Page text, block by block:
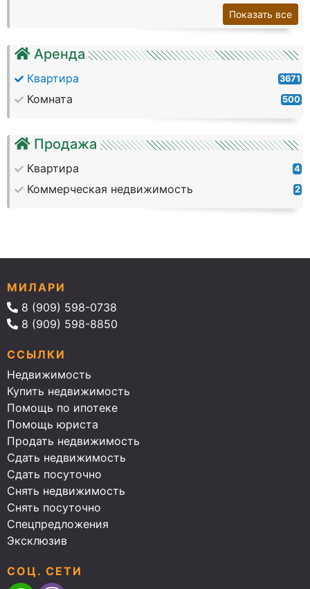
Аренда
Квартира 3671
Комната 500
Продажа
Квартира 4
Коммерческая недвижимость 2
Показать все
МИЛАРИ
8 (909) 598-0738
8 (909) 598-8850
ССЫЛКИ
Недвижимость
Купить недвижимость
Помощь по ипотеке
Помощь юриста
Продать недвижимость
Сдать недвижимость
Сдать посуточно
Снять недвижимость
Снять посуточно
Спецпредложения
Эксклюзив
СОЦ. СЕТИ